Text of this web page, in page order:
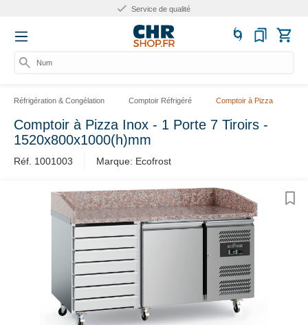
Service de qualité
Numér
Réfrigération & Congélation Comptoir Réfrigéré Comptoir à Pizza
Comptoir à Pizza Inox - 1 Porte 7 Tiroirs -
1520x800x1000(h)mm
Réf. 1001003 Marque: Ecofrost